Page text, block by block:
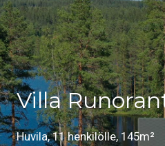
Villa
Huvila, 11 henkilölle, 145m²